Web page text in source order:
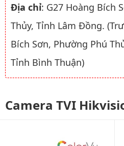
Địa chỉ: G27 Hoàng Bích
Thủy, Tỉnh Lâm Đồng.
Bích Sơn, Phường Phú
Tỉnh Bình Thuận)
Camera TVI